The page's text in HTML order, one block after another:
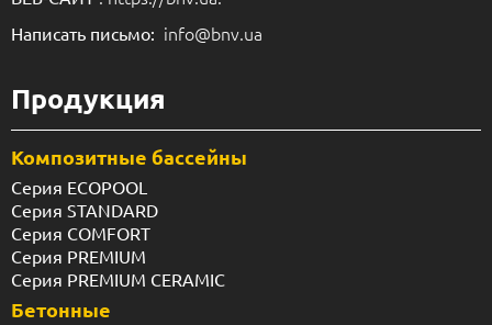
Написать письмо: info@bnv.ua
Продукция
Композитные бассейны
Серия ECOPOOL
Серия STANDARD
Серия COMFORT
Серия PREMIUM
Серия PREMIUM CERAMIC
Бетонные